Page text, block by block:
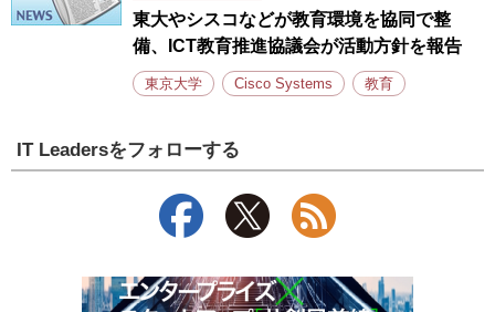
東大やシスコなどが教育環境を協同で整
備、ICT教育推進協議会が活動方針を報告
東京大学 Cisco Systems 教育
IT Leadersをフォローする